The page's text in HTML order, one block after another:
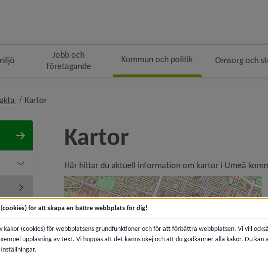
Jobb och
företagande
Kommun och politik Omsorg och
nivå i brödsmulenavigeringen
Kartornivå i brödsmulenavigeringen
Undermeny för Kommunfakta
Undermeny för Ekonomi och budget
Kartor
Här hittar du aktuell information om kartor i Umeå
för att skapa en bättre webbplats för dig!
kakor (cookies) för webbplatsens grundfunktioner och för att förbättra webbplatsen. Vi vill
uppläsning av text. Vi hoppas att det känns okej och att du godkänner alla kakor. Du kan